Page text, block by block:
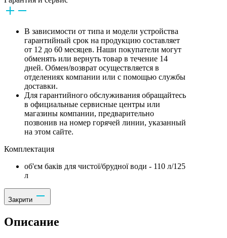
В зависимости от типа и модели устройства
гарантийный срок на продукцию составляет
от 12 до 60 месяцев. Наши покупатели могут
обменять или вернуть товар в течение 14
дней. Обмен/возврат осуществляется в
отделениях компании или с помощью службы
доставки.
Для гарантийного обслуживания обращайтесь
в официальные сервисные центры или
магазины компании, предварительно
позвонив на номер горячей линии, указанный
на этом сайте.
Комплектация
об'єм баків для чистої/брудної води - 110 л/125
л
Закрити
Описание